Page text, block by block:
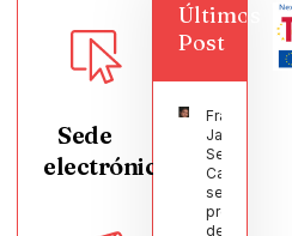
Sede
electrónica
Últimos
Post
Francisco
Javier
Segura
Castellanos
será el
pregonero
de las